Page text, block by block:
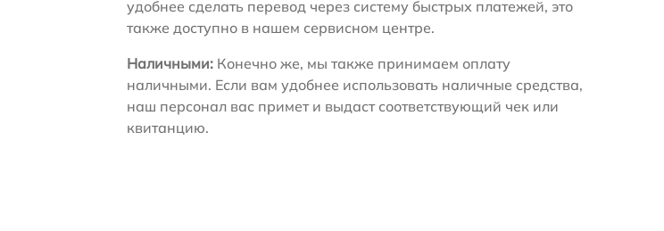
удобнее сделать перевод через систему быстрых платежей, это
также доступно в нашем сервисном центре.
Наличными: Конечно же, мы также принимаем оплату
наличными. Если вам удобнее использовать наличные средства,
наш персонал вас примет и выдаст соответствующий чек или
квитанцию.